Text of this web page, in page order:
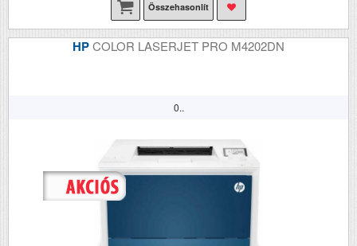
Összehasonlít
HPCOLOR LASERJET PRO M4202DN
0..